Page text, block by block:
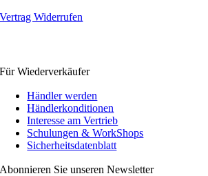
Vertrag Widerrufen
Für Wiederverkäufer
Händler werden
Händlerkonditionen
Interesse am Vertrieb
Schulungen & WorkShops
Sicherheitsdatenblatt
Abonnieren Sie unseren Newsletter